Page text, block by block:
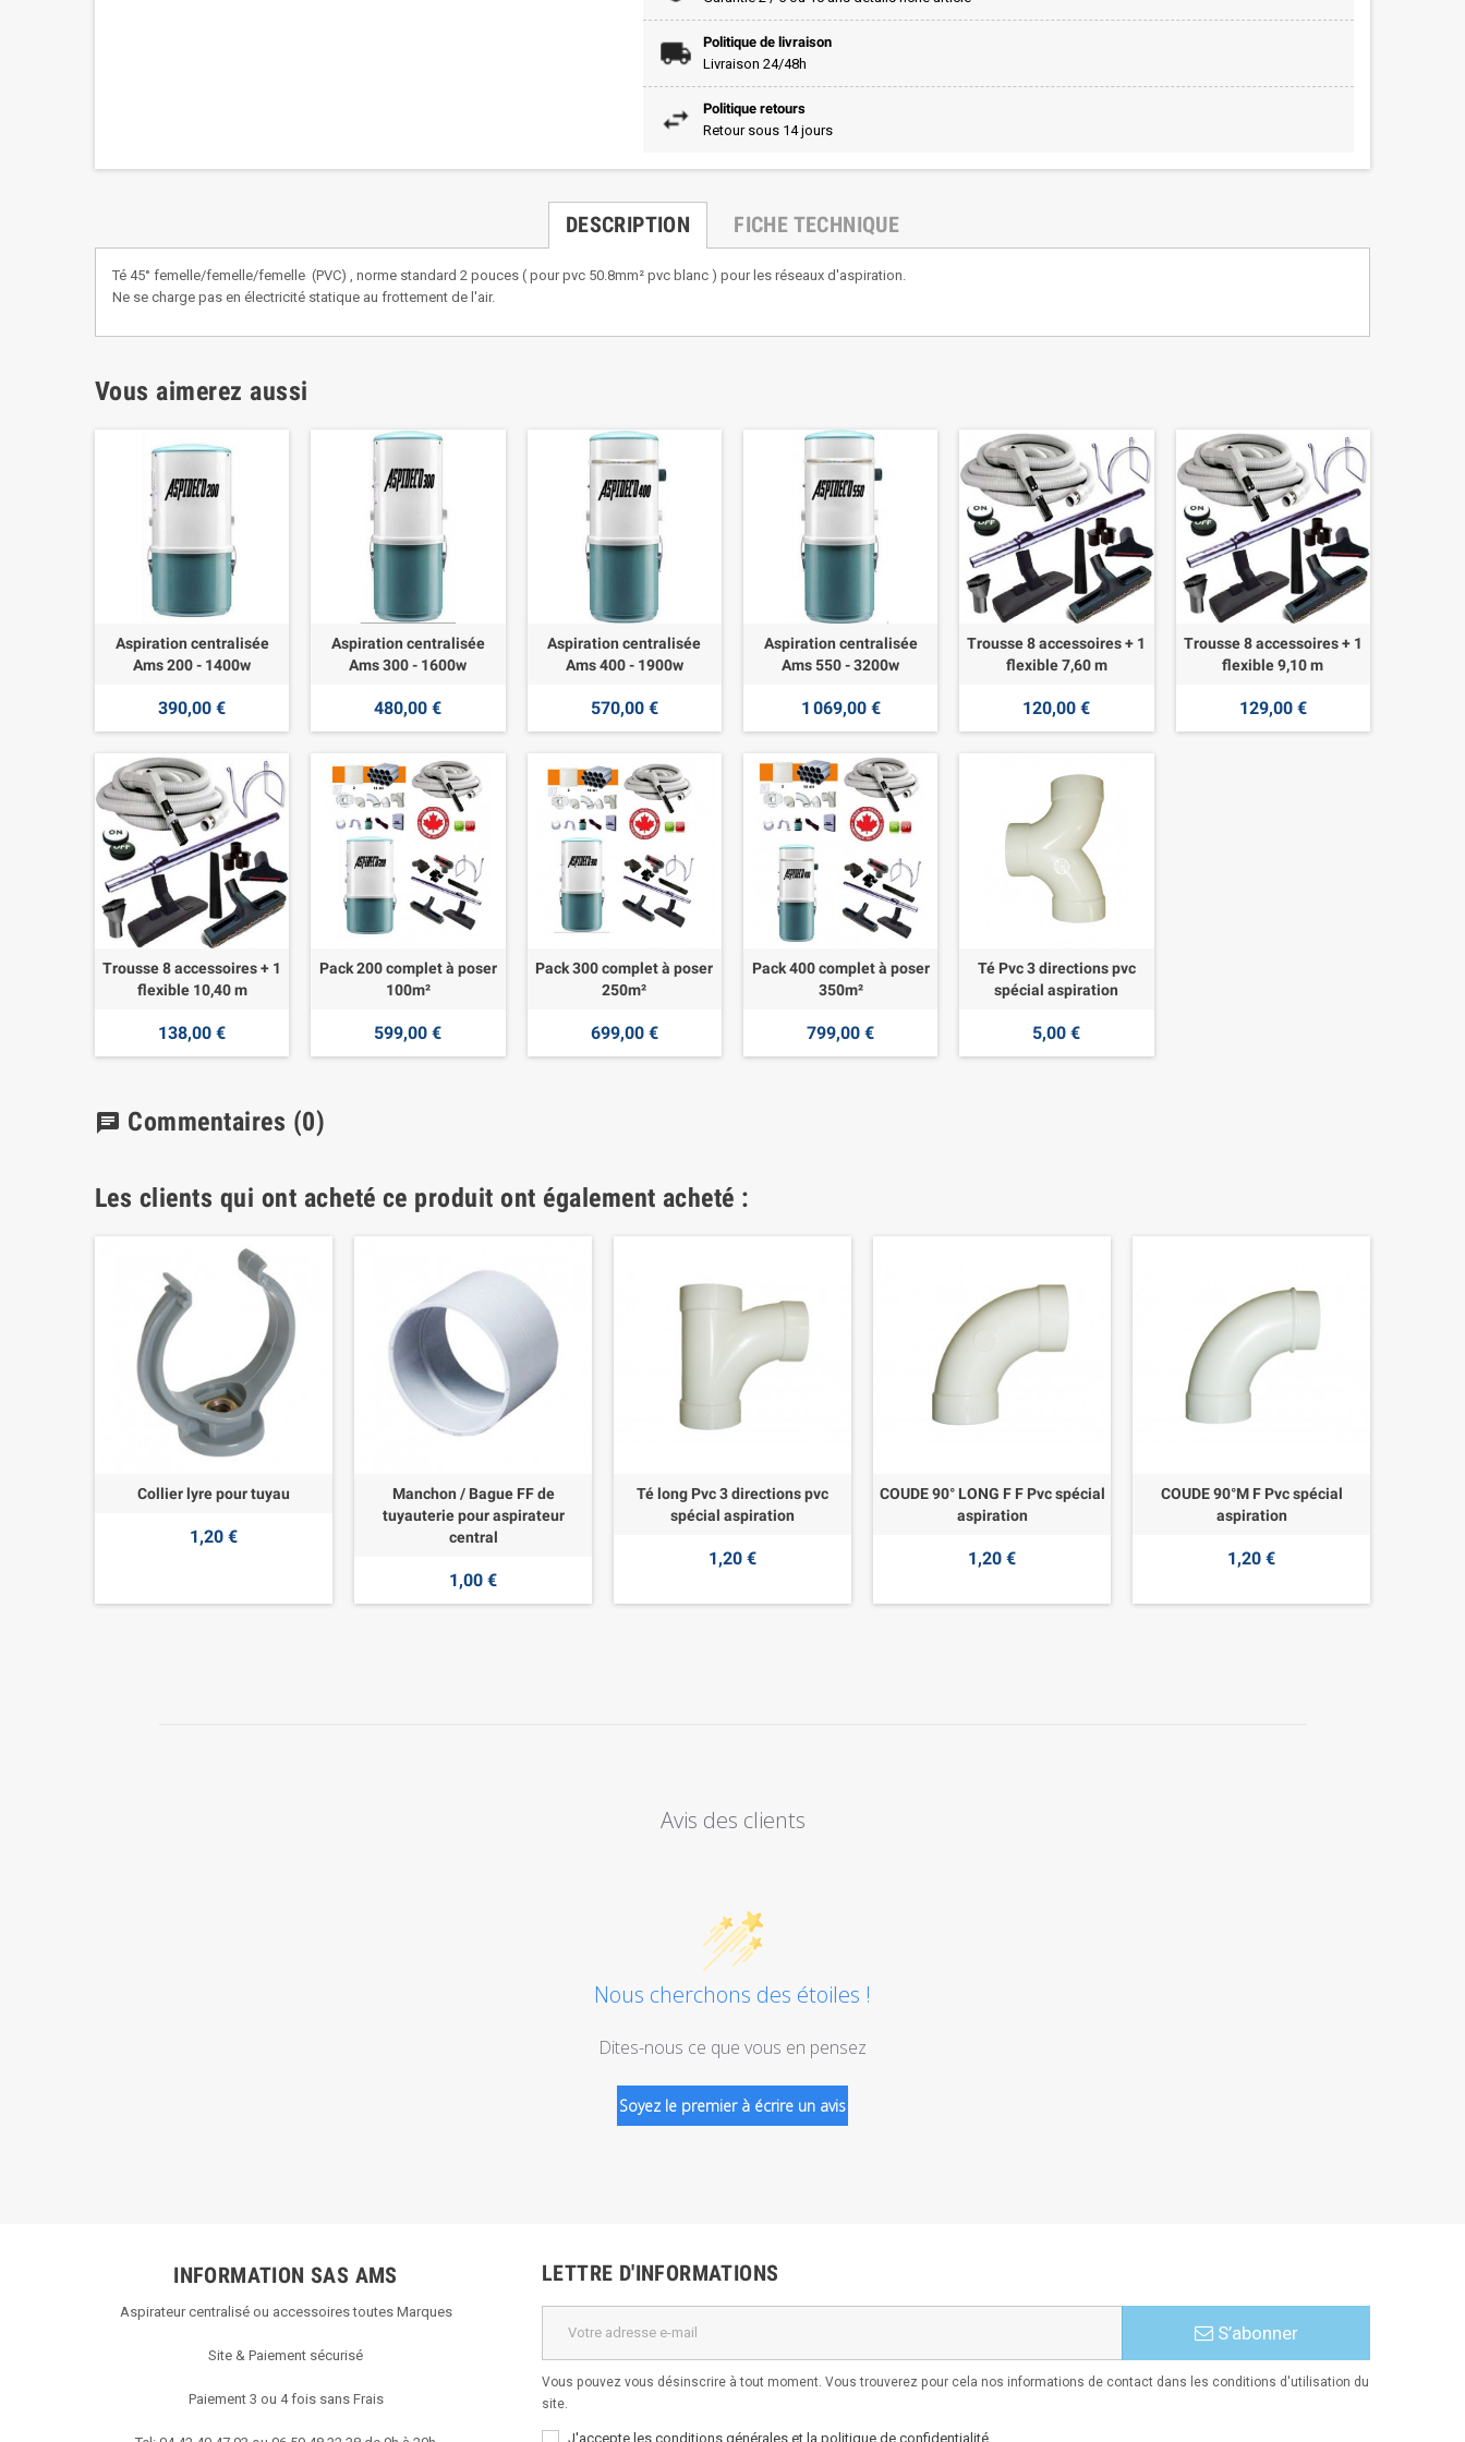
Politique de livraison
Livraison 24/48h
Politique retours
Retour sous 14 jours
DESCRIPTION FICHE TECHNIQUE
Té 45° femelle/femelle/femelle (PVC) , norme standard 2 pouces ( pour pvc 50.8mm² pvc blanc ) pour les réseaux d'aspiration.
Ne se charge pas en électricité statique au frottement de l'air.
Vous aimerez aussi
Aspiration centralisée
Ams 200 - 1400w
390,00 €
Aspiration centralisée
Ams 300 - 1600w
480,00 €
Aspiration centralisée
Ams 400 - 1900w
570,00 €
Aspiration centralisée
Ams 550 - 3200w
1 069,00 €
Trousse 8 accessoires + 1
flexible 7,60 m
120,00 €
Trousse 8 accessoires + 1
flexible 9,10 m
129,00 €
Trousse 8 accessoires + 1
flexible 10,40 m
138,00 €
Pack 200 complet à poser
100m²
599,00 €
Pack 300 complet à poser
250m²
699,00 €
Pack 400 complet à poser
350m²
799,00 €
Té Pvc 3 directions pvc
spécial aspiration
5,00 €
chat Commentaires (0)
Les clients qui ont acheté ce produit ont également acheté :
Collier lyre pour tuyau
1,20 €
Manchon / Bague FF de
tuyauterie pour aspirateur
central
1,00 €
Té long Pvc 3 directions pvc
spécial aspiration
1,20 €
COUDE 90° LONG F F Pvc spécial
aspiration
1,20 €
COUDE 90°M F Pvc spécial
aspiration
1,20 €
Avis des clients
Nous cherchons des étoiles !
Dites-nous ce que vous en pensez
Soyez le premier à écrire un avis
INFORMATION SAS AMS
Aspirateur centralisé ou accessoires toutes Marques
Site & Paiement sécurisé
Paiement 3 ou 4 fois sans Frais
LETTRE D'INFORMATIONS
S’abonner
Vous pouvez vous désinscrire à tout moment. Vous trouverez pour cela nos informations de contact dans les conditions d'utilisation du
site.
J'accepte les conditions générales et la politique de confidentialité